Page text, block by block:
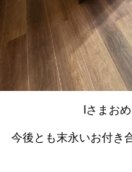
Iさまお
今後とも末永いお付き